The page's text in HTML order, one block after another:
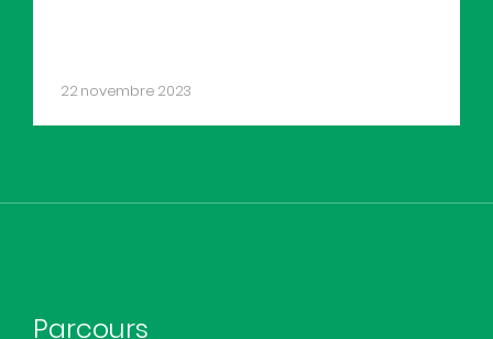
22 novembre 2023
Parcours